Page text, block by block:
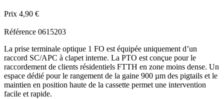
Prix 4,90 €
Référence 0615203
La prise terminale optique 1 FO est équipée uniquement d’un
raccord SC/APC à clapet interne. La PTO est conçue pour le
raccordement de clients résidentiels FTTH en zone moins dense. Un
espace dédié pour le rangement de la gaine 900 µm des pigtails et le
maintien en position haute de la cassette permet une intervention
facile et rapide.